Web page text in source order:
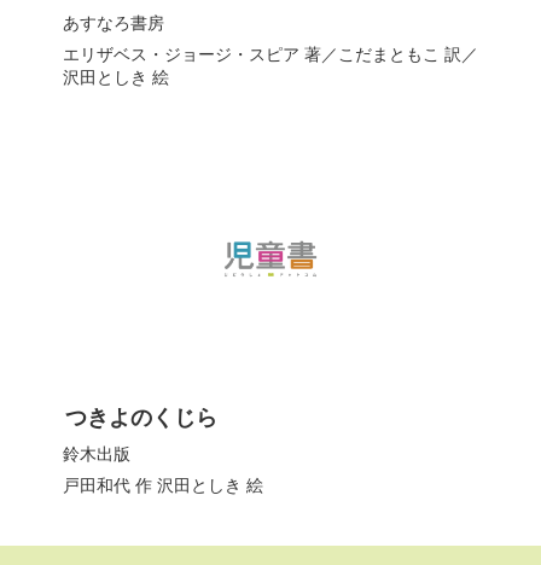
あすなろ書房
エリザベス・ジョージ・スピア 著／ こだまともこ 訳／
沢田としき 絵
つきよのくじら
鈴木出版
戸田和代 作 沢田としき 絵